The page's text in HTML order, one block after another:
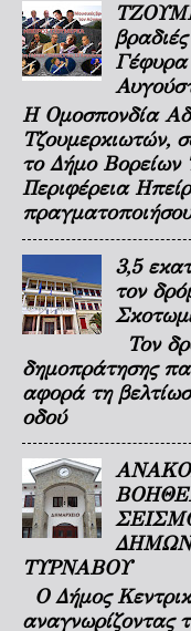
Γέφυρα
Η Ομοσπονδία
Τζουμερκιωτών,
το Δήμο Βορείων
Περιφέρεια
3,5
τον
Τον
δημοπράτησης
αφορά τη
οδού
ΤΥΡΝΑΒΟΥ
Ο Δήμος
αναγνωρίζοντας